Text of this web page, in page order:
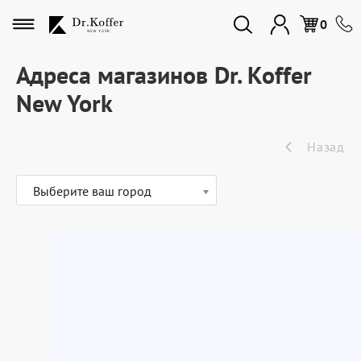
0
Избранное
Дорожная коллекция
Женская коллекция
Адреса магазинов Dr. Koffer
New York
Назад
Выберите ваш город